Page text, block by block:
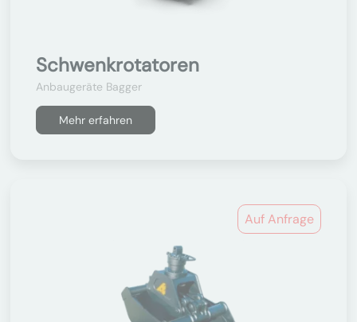
Schwenkrotatoren
Anbaugeräte Bagger
Mehr erfahren
Auf Anfrage